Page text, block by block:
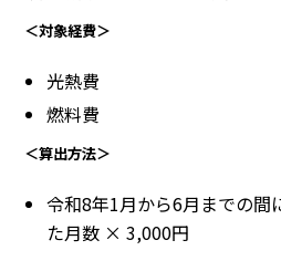
＜対象経費＞
光熱費
燃料費
＜算出方法＞
令和8年1月から6月までの間
た月数 × 3,000円